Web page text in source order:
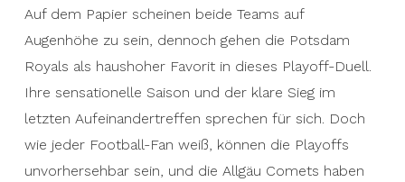
Auf dem Papier scheinen beide Teams auf
Augenhöhe zu sein, dennoch gehen die Potsdam
Royals als haushoher Favorit in dieses Playoff-Duell.
Ihre sensationelle Saison und der klare Sieg im
letzten Aufeinandertreffen sprechen für sich. Doch
wie jeder Football-Fan weiß, können die Playoffs
unvorhersehbar sein, und die Allgäu Comets haben